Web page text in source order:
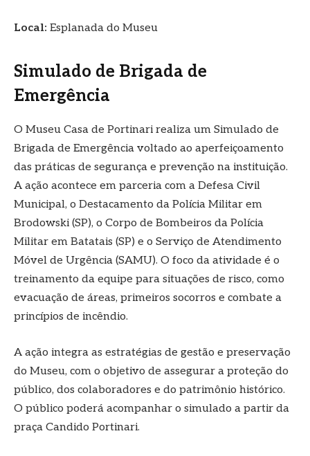
Local: Esplanada do Museu
Simulado de Brigada de
Emergência
O Museu Casa de Portinari realiza um Simulado de
Brigada de Emergência voltado ao aperfeiçoamento
das práticas de segurança e prevenção na instituição.
A ação acontece em parceria com a Defesa Civil
Municipal, o Destacamento da Polícia Militar em
Brodowski (SP), o Corpo de Bombeiros da Polícia
Militar em Batatais (SP) e o Serviço de Atendimento
Móvel de Urgência (SAMU). O foco da atividade é o
treinamento da equipe para situações de risco, como
evacuação de áreas, primeiros socorros e combate a
princípios de incêndio.
A ação integra as estratégias de gestão e preservação
do Museu, com o objetivo de assegurar a proteção do
público, dos colaboradores e do patrimônio histórico.
O público poderá acompanhar o simulado a partir da
praça Candido Portinari.